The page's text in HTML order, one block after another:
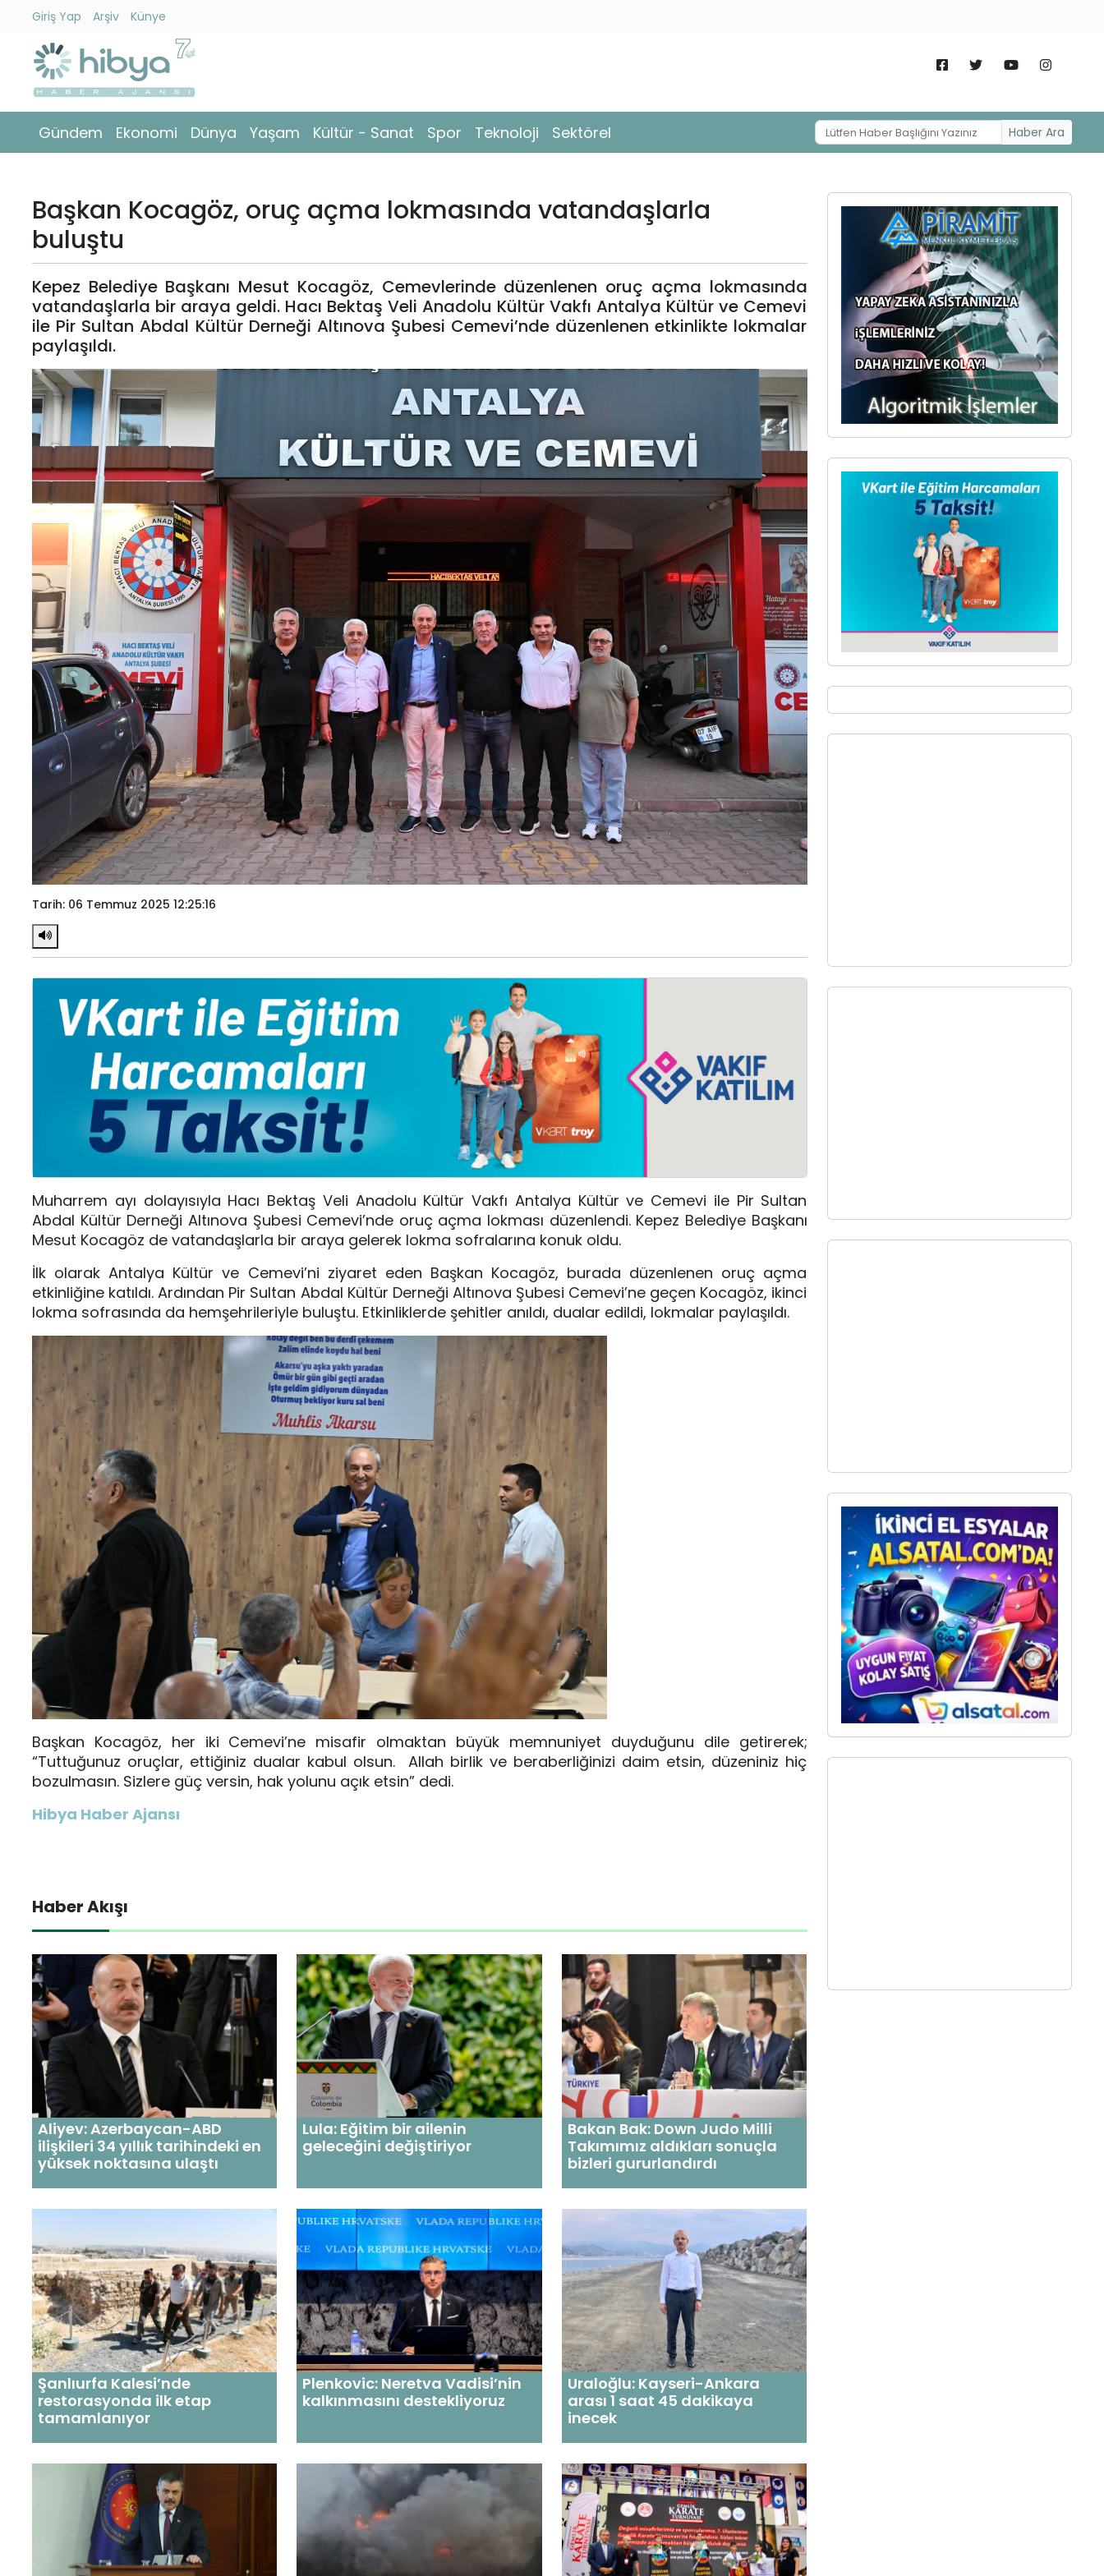
Giriş Yap Arşiv Künye
Gündem Ekonomi Dünya Yaşam Kültür - Sanat Spor Teknoloji Sektörel Haber Ara
Gündem
Ekonomi
Yaşam
Kültür
Sanat
Spor
Teknoloji
Sektörel
Arşiv
Künye
Giriş
Yap
Başkan Kocagöz, oruç açma lokmasında vatandaşlarla
buluştu
Kepez Belediye Başkanı Mesut Kocagöz, Cemevlerinde düzenlenen oruç açma lokmasında
vatandaşlarla bir araya geldi. Hacı Bektaş Veli Anadolu Kültür Vakfı Antalya Kültür ve Cemevi
ile Pir Sultan Abdal Kültür Derneği Altınova Şubesi Cemevi’nde düzenlenen etkinlikte lokmalar
paylaşıldı.
Tarih: 06 Temmuz 2025 12:25:16
Muharrem ayı dolayısıyla Hacı Bektaş Veli Anadolu Kültür Vakfı Antalya Kültür ve Cemevi ile Pir Sultan
Abdal Kültür Derneği Altınova Şubesi Cemevi’nde oruç açma lokması düzenlendi. Kepez Belediye Başkanı
Mesut Kocagöz de vatandaşlarla bir araya gelerek lokma sofralarına konuk oldu.
İlk olarak Antalya Kültür ve Cemevi’ni ziyaret eden Başkan Kocagöz, burada düzenlenen oruç açma
etkinliğine katıldı. Ardından Pir Sultan Abdal Kültür Derneği Altınova Şubesi Cemevi’ne geçen Kocagöz, ikinci
lokma sofrasında da hemşehrileriyle buluştu. Etkinliklerde şehitler anıldı, dualar edildi, lokmalar paylaşıldı.
Başkan Kocagöz, her iki Cemevi’ne misafir olmaktan büyük memnuniyet duyduğunu dile getirerek;
“Tuttuğunuz oruçlar, ettiğiniz dualar kabul olsun. Allah birlik ve beraberliğinizi daim etsin, düzeniniz hiç
bozulmasın. Sizlere güç versin, hak yolunu açık etsin” dedi.
Hibya Haber Ajansı
Haber Akışı
Aliyev: Azerbaycan-ABD
ilişkileri 34 yıllık tarihindeki en
yüksek noktasına ulaştı
Lula: Eğitim bir ailenin
geleceğini değiştiriyor
Bakan Bak: Down Judo Milli
Takımımız aldıkları sonuçla
bizleri gururlandırdı
Şanlıurfa Kalesi’nde
restorasyonda ilk etap
tamamlanıyor
Plenkovic: Neretva Vadisi’nin
kalkınmasını destekliyoruz
Uraloğlu: Kayseri-Ankara
arası 1 saat 45 dakikaya
inecek